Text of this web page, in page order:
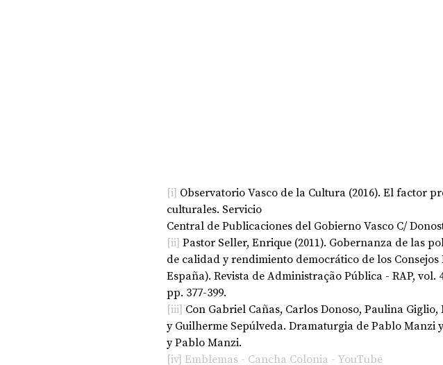
[i] Observatorio Vasco de la Cultura (2016). El factor
culturales. Servicio
Central de Publicaciones del Gobierno Vasco C/
[ii] Pastor Seller, Enrique (2011). Gobernanza de las
de calidad y rendimiento democrático de los Consejos
España). Revista de Administração Pública - RAP, vol.
pp. 377-399.
[iii] Con Gabriel Cañas, Carlos Donoso, Paulina
y Guilherme Sepúlveda. Dramaturgia de Pablo
y Pablo Manzi.
[iv] Emblemas - Cancha Colonia - YouTube